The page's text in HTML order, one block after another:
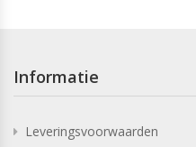
Informatie
Leveringsvoorwaarden